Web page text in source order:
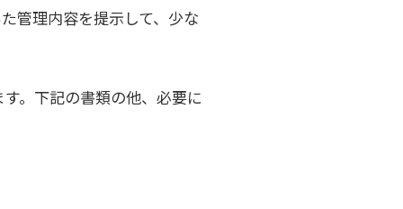
管理内容を提示して、少な
。下記の書類の他、必要に